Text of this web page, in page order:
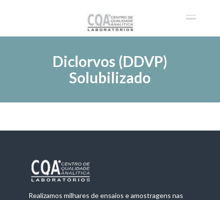
Diclorvos (DDVP)
Solubilizado
Realizamos milhares de ensaios e amostragens nas